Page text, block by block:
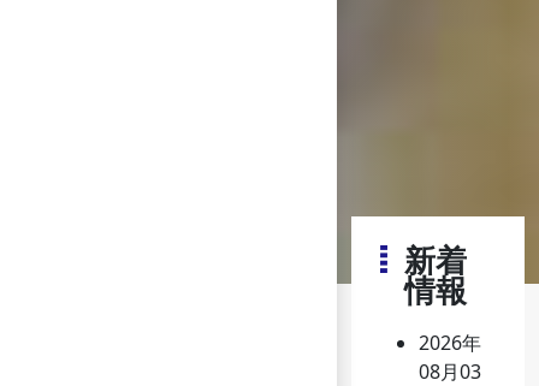
新着
情報
2026年
08月03